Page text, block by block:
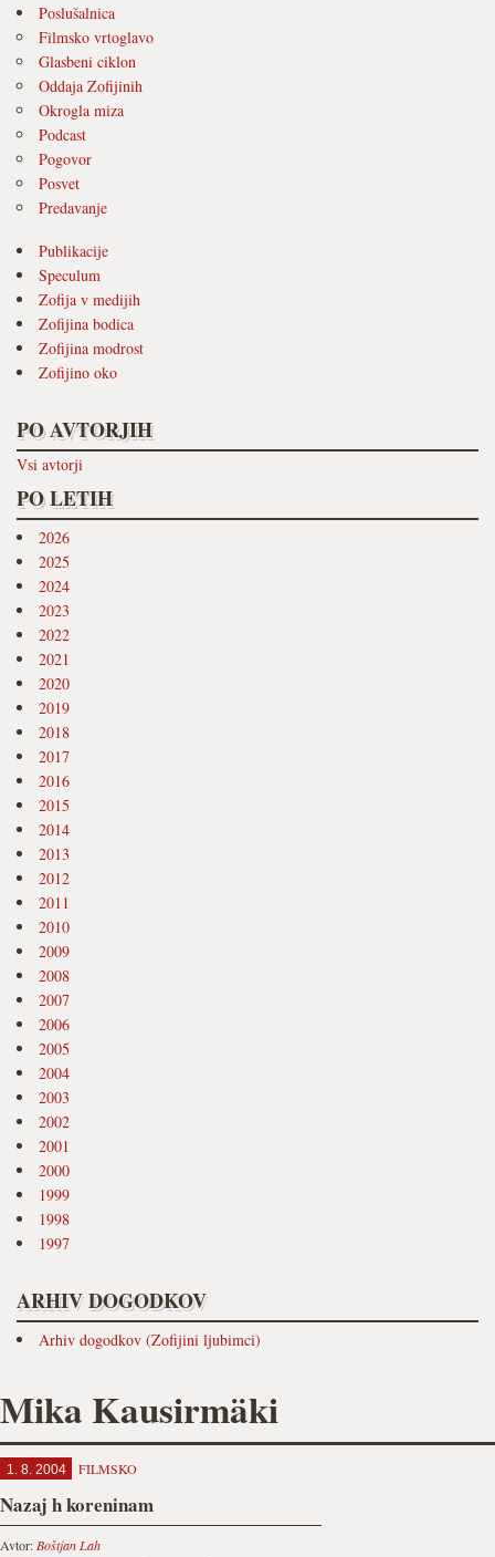
Poslušalnica
Filmsko vrtoglavo
Glasbeni ciklon
Oddaja Zofijinih
Okrogla miza
Podcast
Pogovor
Posvet
Predavanje
Publikacije
Speculum
Zofija v medijih
Zofijina bodica
Zofijina modrost
Zofijino oko
PO AVTORJIH
Vsi avtorji
PO LETIH
2026
2025
2024
2023
2022
2021
2020
2019
2018
2017
2016
2015
2014
2013
2012
2011
2010
2009
2008
2007
2006
2005
2004
2003
2002
2001
2000
1999
1998
1997
ARHIV DOGODKOV
Arhiv dogodkov (Zofijini ljubimci)
Mika Kausirmäki
1. 8. 2004 FILMSKO
Nazaj h koreninam
Avtor: Boštjan Lah